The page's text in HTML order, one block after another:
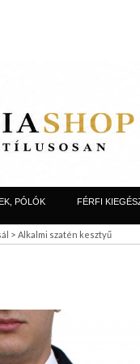
PÓLÓK FÉRFI
> Alkalmi szatén kesztyű